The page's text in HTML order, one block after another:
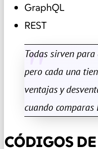
GraphQL
REST
Todas sirven
pero cada una
ventajas y
cuando comparas
CÓDIGOS